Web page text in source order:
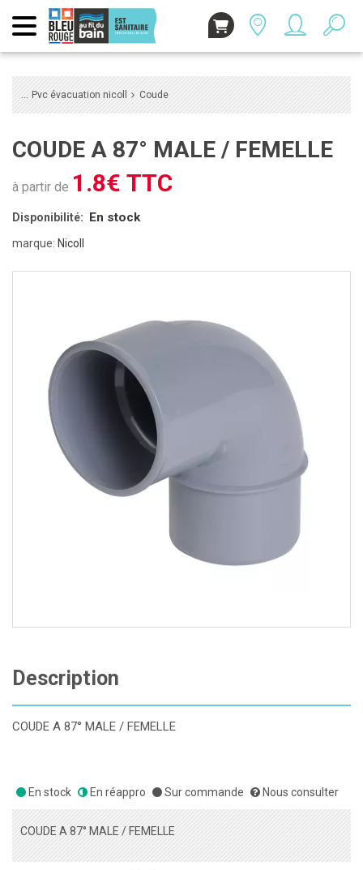
Pvc évacuation nicoll Coude
COUDE A 87° MALE / FEMELLE
à partir de 1.8€ TTC
Disponibilité: En stock
marque: Nicoll
Description
COUDE A 87° MALE / FEMELLE
En stock En réappro Sur commande Nous consulter
COUDE A 87° MALE / FEMELLE